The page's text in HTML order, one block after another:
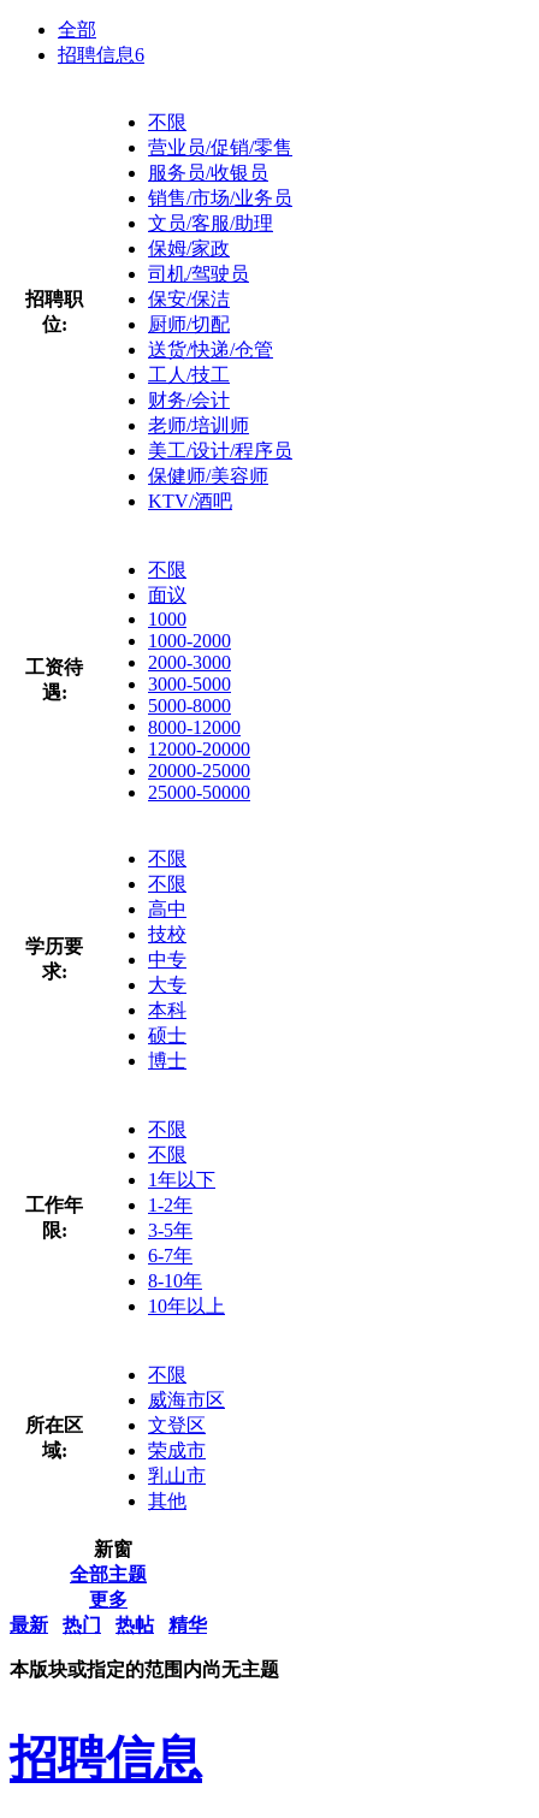
全部
招聘信息6
招聘职
位:
不限
营业员/促销/零售
服务员/收银员
销售/市场/业务员
文员/客服/助理
保姆/家政
司机/驾驶员
保安/保洁
厨师/切配
送货/快递/仓管
工人/技工
财务/会计
老师/培训师
美工/设计/程序员
保健师/美容师
KTV/酒吧
工资待
遇:
不限
面议
1000
1000-2000
2000-3000
3000-5000
5000-8000
8000-12000
12000-20000
20000-25000
25000-50000
学历要
求:
不限
不限
高中
技校
中专
大专
本科
硕士
博士
工作年
限:
不限
不限
1年以下
1-2年
3-5年
6-7年
8-10年
10年以上
所在区
域:
不限
威海市区
文登区
荣成市
乳山市
其他
新窗
全部主题
更多
最新
热门 热帖 精华
本版块或指定的范围内尚无主题
招聘信息